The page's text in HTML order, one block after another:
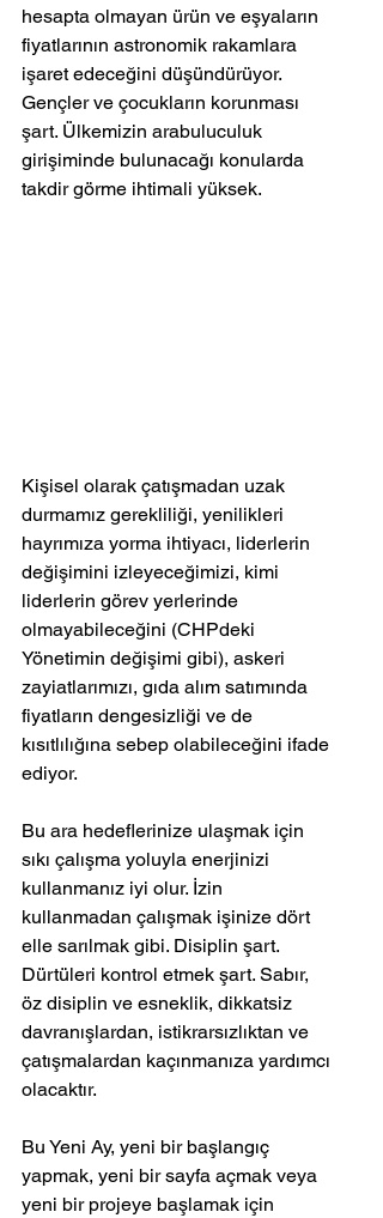
hesapta olmayan ürün ve eşyaların
fiyatlarının astronomik rakamlara
işaret edeceğini düşündürüyor.
Gençler ve çocukların korunması
şart. Ülkemizin arabuluculuk
girişiminde bulunacağı konularda
takdir görme ihtimali yüksek.
Kişisel olarak çatışmadan uzak
durmamız gerekliliği, yenilikleri
hayrımıza yorma ihtiyacı, liderlerin
değişimini izleyeceğimizi, kimi
liderlerin görev yerlerinde
olmayabileceğini (CHPdeki
Yönetimin değişimi gibi), askeri
zayiatlarımızı, gıda alım satımında
fiyatların dengesizliği ve de
kısıtlılığına sebep olabileceğini ifade
ediyor.
Bu ara hedeflerinize ulaşmak için
sıkı çalışma yoluyla enerjinizi
kullanmanız iyi olur. İzin
kullanmadan çalışmak işinize dört
elle sarılmak gibi. Disiplin şart.
Dürtüleri kontrol etmek şart. Sabır,
öz disiplin ve esneklik, dikkatsiz
davranışlardan, istikrarsızlıktan ve
çatışmalardan kaçınmanıza yardımcı
olacaktır.
Bu Yeni Ay, yeni bir başlangıç ​​
yapmak, yeni bir sayfa açmak veya
yeni bir projeye başlamak için